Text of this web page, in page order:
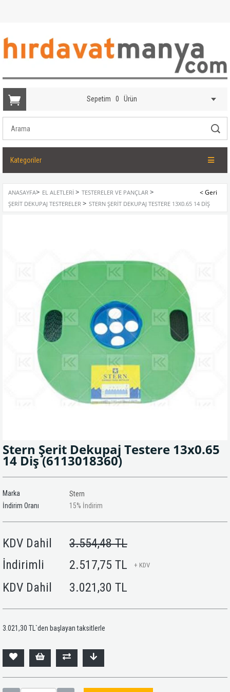
Sepetim 0 Ürün
Kategoriler
ANASAYFA> EL ALETLERI > TESTERELER VE PANÇLAR >
ŞERIT DEKUPAJ TESTERELER > STERN ŞERIT DEKUPAJ TESTERE 13X0.65 14 DIŞ
Stern Şerit Dekupaj Testere 13x0.65
14 Diş(6113018360)
Marka
Stern
İndirim Oranı
%
15 İndirim
KDV Dahil
3.554,48 TL
İndirimli
2.517,75 TL + KDV
KDV Dahil 3.021,30 TL
3.021,30 TL `den başlayan taksitlerle